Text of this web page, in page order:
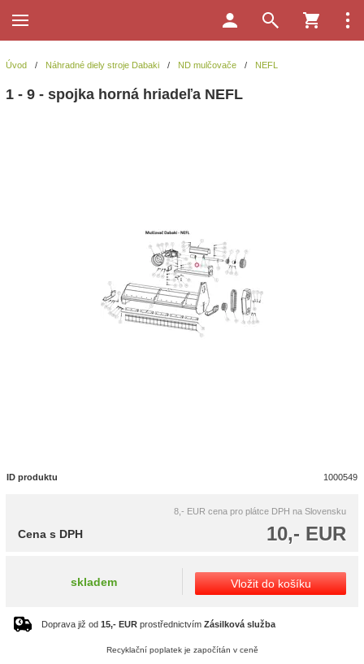
Úvod / Náhradné diely stroje Dabaki / ND mulčovače / NEFL
1 - 9 - spojka horná hriadeľa NEFL
ID produktu 1000549
8,- EUR cena pro plátce DPH na Slovensku
10,- EUR
Cena s DPH
skladem Vložit do košíku
Doprava již od 15,- EUR prostřednictvím Zásilková služba
Recyklační poplatek je započítán v ceně